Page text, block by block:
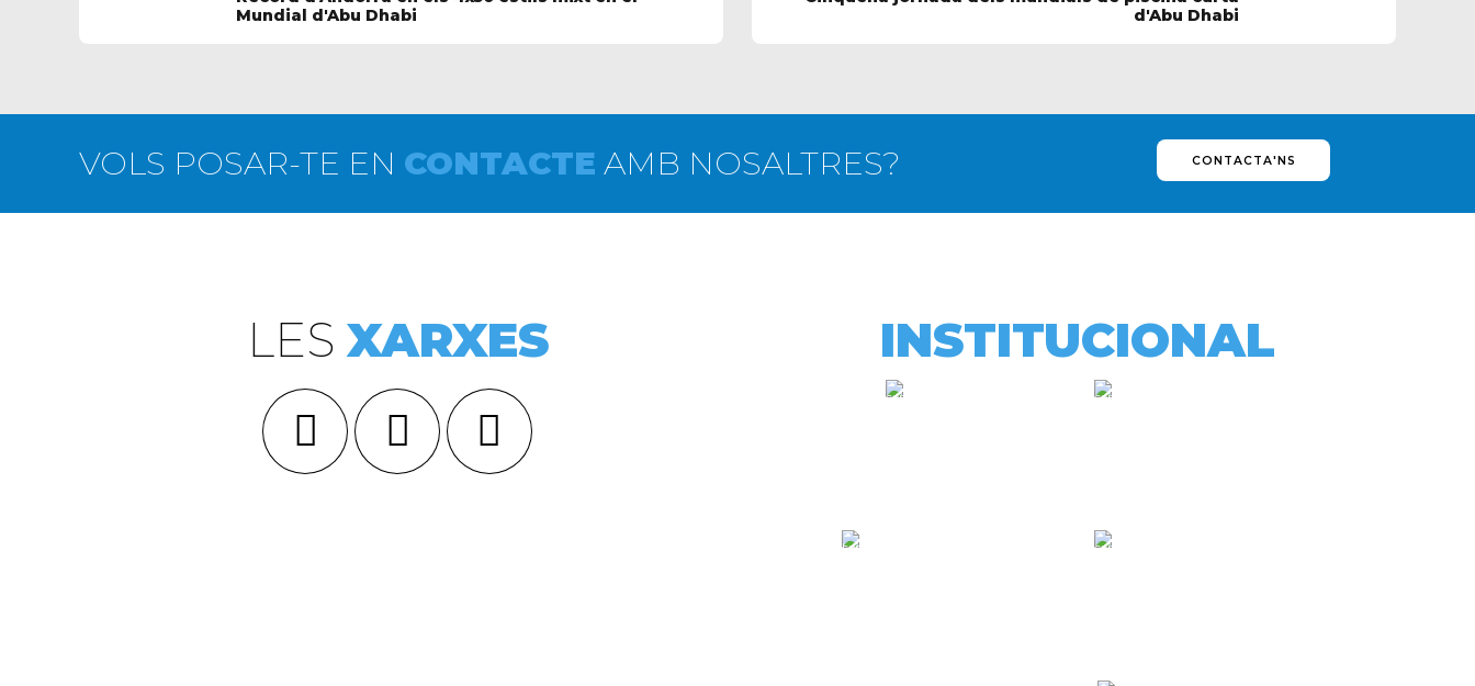
Mundial d'Abu Dhabi
d'Abu Dhabi
VOLS POSAR-TE EN CONTACTE AMB NOSALTRES? CONTACTA'NS
LESXARXES INSTITUCIONAL